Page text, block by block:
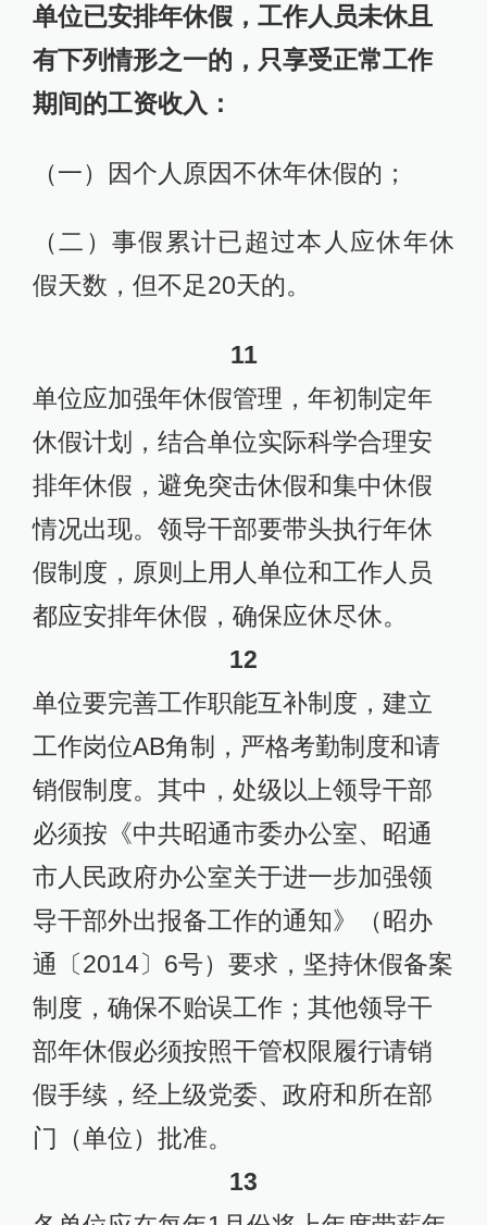
单位已安排年休假，工作人员未休且
有下列情形之一的，只享受正常工作
期间的工资收入：
（一）因个人原因不休年休假的；
（二）事假累计已超过本人应休年休
假天数，但不足20天的。
11
单位应加强年休假管理，年初制定年
休假计划，结合单位实际科学合理安
排年休假，避免突击休假和集中休假
情况出现。领导干部要带头执行年休
假制度，原则上用人单位和工作人员
都应安排年休假，确保应休尽休。
12
单位要完善工作职能互补制度，建立
工作岗位AB角制，严格考勤制度和请
销假制度。其中，处级以上领导干部
必须按《中共昭通市委办公室、昭通
市人民政府办公室关于进一步加强领
导干部外出报备工作的通知》（昭办
通〔2014〕6号）要求，坚持休假备案
制度，确保不贻误工作；其他领导干
部年休假必须按照干管权限履行请销
假手续，经上级党委、政府和所在部
门（单位）批准。
13